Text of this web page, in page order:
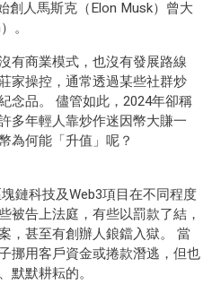
創人馬斯克（Elon Musk）曾大
。
有商業模式，也沒有發展路線
家操控，通常透過某些社群炒
念品。 儘管如此，2024年卻稱
多年輕人靠炒作迷因幣大賺一
為何能「升值」呢？
鏈科技及Web3項目在不同程度
被告上法庭，有些以罰款了結，
，甚至有創辦人鋃鐺入獄。 當
挪用客戶資金或捲款潛逃，但也
默默耕耘的。